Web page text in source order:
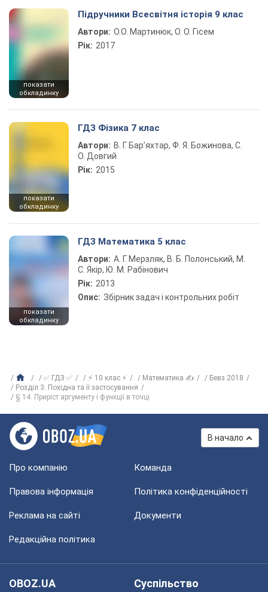
показати
обкладинку
Підручники Всесвітня історія 9 клас
Автори: О.О. Мартинюк, О. О. Гісем
Рік: 2017
показати
обкладинку
ГДЗ Фізика 7 клас
Автори: В. Г. Бар’яхтар, Ф. Я. Божинова, С.
О. Довгий
Рік: 2015
показати
обкладинку
ГДЗ Математика 5 клас
Автори: А. Г. Мерзляк, В. Б. Полонський, М.
С. Якір, Ю. М. Рабінович
Рік: 2013
Опис: Збірник задач і контрольних робіт
✅ ГДЗ ✅ ⚡ 10 клас ⚡ Математика ✍
Бевз 2018
Розділ 3. Похідна та її застосування
§ 14. Приріст аргументу і функції в точці
В начало
Про компанію Команда
Правова інформація Політика конфіденційності
Реклама на сайті Документи
Редакційна політика
OBOZ.UA
Суспільство